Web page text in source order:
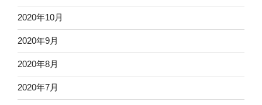
2020年10月
2020年9月
2020年8月
2020年7月